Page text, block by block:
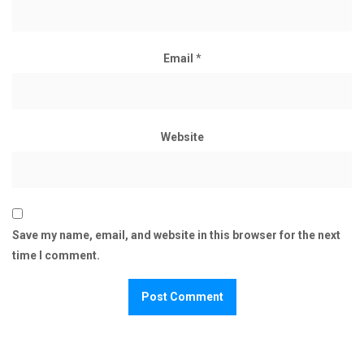
Email *
Website
Save my name, email, and website in this browser for the next
time I comment.